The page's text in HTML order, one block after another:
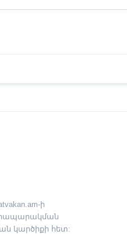
ի
կարծիքի հետ: